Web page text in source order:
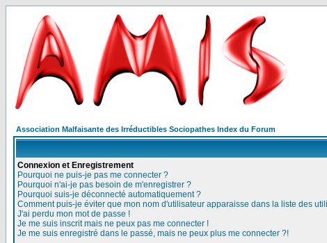
Association Malfaisante des Irréductibles Sociopathes Index du Forum
Connexion et Enregistrement
Pourquoi ne puis-je pas me connecter ?
Pourquoi n'ai-je pas besoin de m'enregistrer ?
Pourquoi suis-je déconnecté automatiquement ?
Comment puis-je éviter que mon nom d'utilisateur apparaisse dans la liste des
J'ai perdu mon mot de passe !
Je me suis inscrit mais ne peux pas me connecter !
Je me suis enregistré dans le passé, mais ne peux plus me connecter ?!